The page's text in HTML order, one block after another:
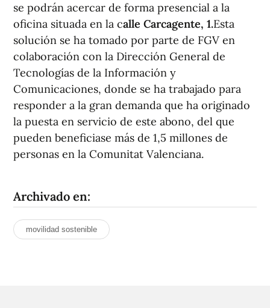
se podrán acercar de forma presencial a la
oficina situada en la calle Carcagente, 1.Esta
solución se ha tomado por parte de FGV en
colaboración con la Dirección General de
Tecnologías de la Información y
Comunicaciones, donde se ha trabajado para
responder a la gran demanda que ha originado
la puesta en servicio de este abono, del que
pueden beneficiase más de 1,5 millones de
personas en la Comunitat Valenciana.
Archivado en:
movilidad sostenible